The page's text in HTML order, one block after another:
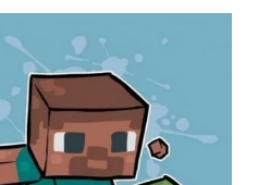
خرب
مزاجي
(
!
#56
|
56#